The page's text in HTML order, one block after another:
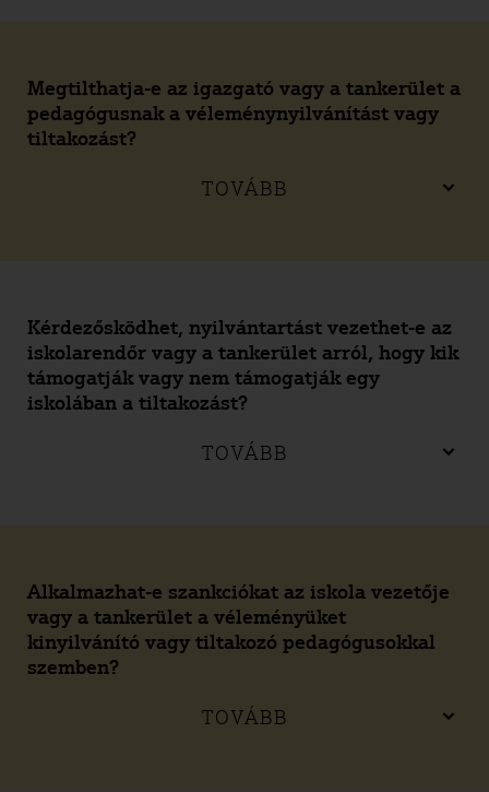
Megtilthatja-e az igazgató vagy a tankerület a
pedagógusnak a véleménynyilvánítást vagy
tiltakozást?
TOVÁBB
Kérdezősködhet, nyilvántartást vezethet-e az
iskolarendőr vagy a tankerület arról, hogy kik
támogatják vagy nem támogatják egy
iskolában a tiltakozást?
TOVÁBB
Alkalmazhat-e szankciókat az iskola vezetője
vagy a tankerület a véleményüket
kinyilvánító vagy tiltakozó pedagógusokkal
szemben?
TOVÁBB